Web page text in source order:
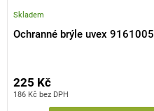
Ochranné brýle uvex 9161005
Skladem
186 Kč bez DPH
225 Kč